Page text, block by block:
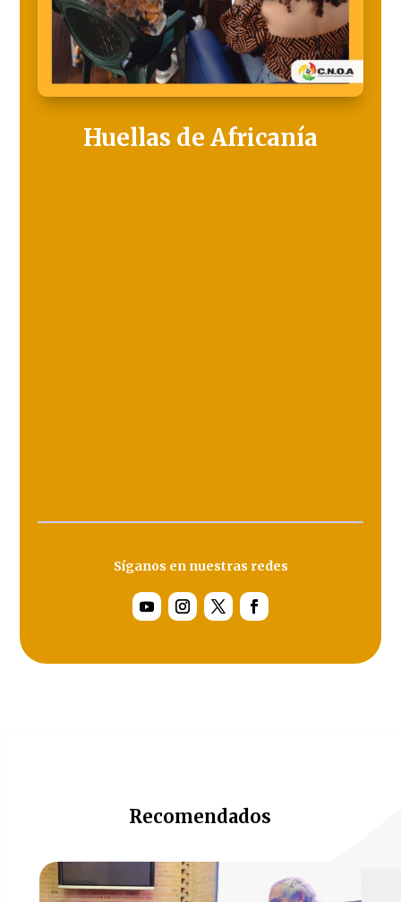
Huellas de Africanía
Síganos en nuestras redes
Recomendados